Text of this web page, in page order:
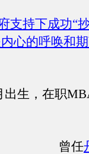
支持下成功“
心的呼唤和
生，在职
曾任